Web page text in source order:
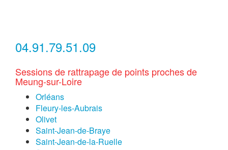
04.91.79.51.09
Sessions de rattrapage de points proches de
Meung-sur-Loire
Orléans
Fleury-les-Aubrais
Olivet
Saint-Jean-de-Braye
Saint-Jean-de-la-Ruelle